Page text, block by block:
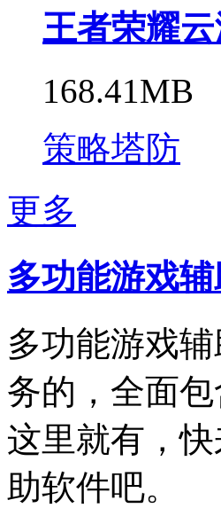
王者荣耀
168.41MB
策略塔防
更多
多功能游戏
多功能游戏
务的，全面
这里就有，
助软件吧。